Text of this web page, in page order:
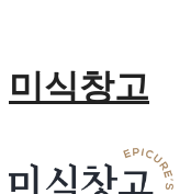
미식창고